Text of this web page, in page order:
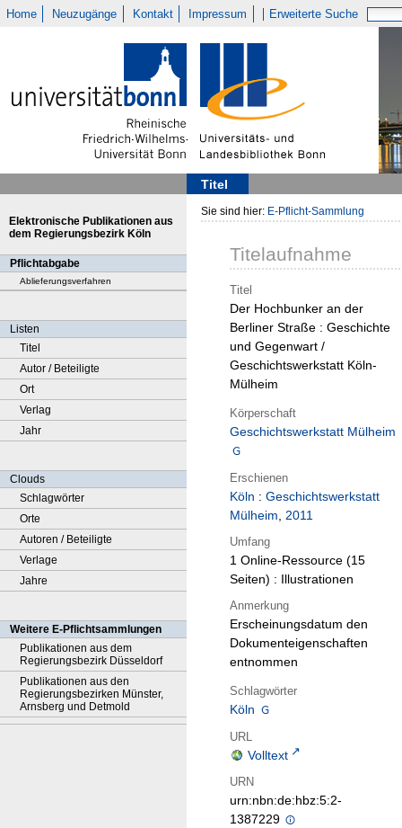
Home Neuzugänge Kontakt Impressum Erweiterte Suche
Titel
Elektronische Publikationen aus
dem Regierungsbezirk Köln
Pflichtabgabe
Ablieferungsverfahren
Listen
Titel
Autor / Beteiligte
Ort
Verlag
Jahr
Clouds
Schlagwörter
Orte
Autoren / Beteiligte
Verlage
Jahre
Weitere E-Pflichtsammlungen
Publikationen aus dem
Regierungsbezirk Düsseldorf
Publikationen aus den
Regierungsbezirken Münster,
Arnsberg und Detmold
Sie sind hier: E-Pflicht-Sammlung
Titelaufnahme
Titel
Der Hochbunker an der
Berliner Straße : Geschichte
und Gegenwart /
Geschichtswerkstatt Köln-
Mülheim
Körperschaft
Geschichtswerkstatt Mülheim
Erschienen
Köln : Geschichtswerkstatt
Mülheim, 2011
Umfang
1 Online-Ressource (15
Seiten) : Illustrationen
Anmerkung
Erscheinungsdatum den
Dokumenteigenschaften
entnommen
Schlagwörter
Köln
URL
Volltext
URN
urn:nbn:de:hbz:5:2-
1387229